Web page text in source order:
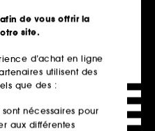
Ajouter au panier
de vous offrir la
site.
d’achat en ligne
utilisent des
que des :
sont nécessaires pour
aux différentes